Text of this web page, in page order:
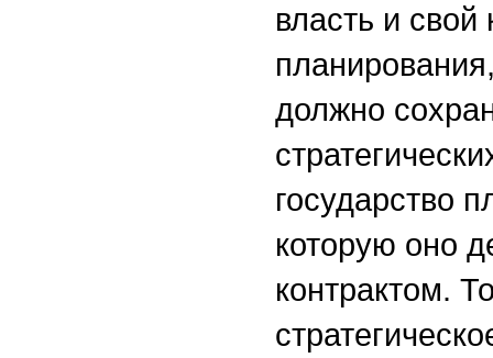
власть и
должно
государство
которую оно
контрактом.